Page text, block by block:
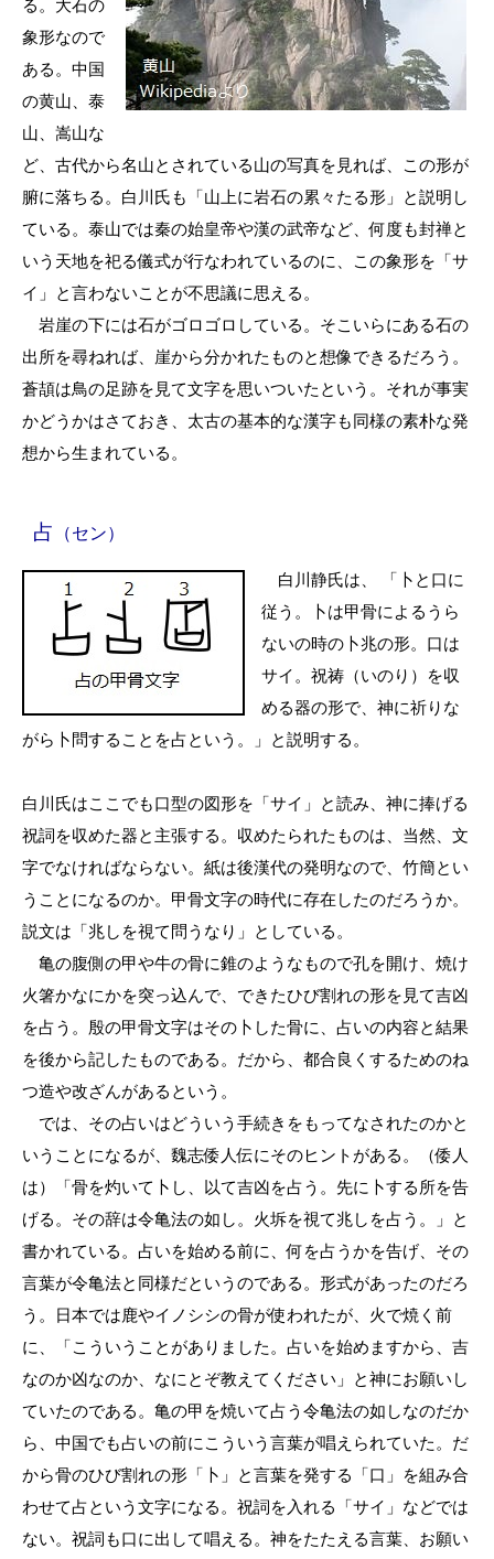
る。大石の
象形なので
ある。中国
の黄山、泰
山、嵩山な
ど、古代から名山とされている山の写真を見れば、この形が
腑に落ちる。白川氏も「山上に岩石の累々たる形」と説明し
ている。泰山では秦の始皇帝や漢の武帝など、何度も封禅と
いう天地を祀る儀式が行なわれているのに、この象形を「サ
イ」と言わないことが不思議に思える。
岩崖の下には石がゴロゴロしている。そこいらにある石の
出所を尋ねれば、崖から分かれたものと想像できるだろう。
蒼頡は鳥の足跡を見て文字を思いついたという。それが事実
かどうかはさておき、太古の基本的な漢字も同様の素朴な発
想から生まれている。
占 （セン）
白川静氏は、 「卜と口に
従う。卜は甲骨によるうら
ないの時の卜兆の形。口は
サイ。祝祷（いのり）を収
める器の形で、神に祈りな
がら卜問することを占という。」と説明する。
白川氏はここでも口型の図形を「サイ」と読み、神に捧げる
祝詞を収めた器と主張する。収めたられたものは、当然、文
字でなければならない。紙は後漢代の発明なので、竹簡とい
うことになるのか。甲骨文字の時代に存在したのだろうか。
説文は「兆しを視て問うなり」としている。
亀の腹側の甲や牛の骨に錐のようなもので孔を開け、焼け
火箸かなにかを突っ込んで、できたひび割れの形を見て吉凶
を占う。殷の甲骨文字はその卜した骨に、占いの内容と結果
を後から記したものである。だから、都合良くするためのね
つ造や改ざんがあるという。
では、その占いはどういう手続きをもってなされたのかと
いうことになるが、魏志倭人伝にそのヒントがある。（倭人
は）「骨を灼いて卜し、以て吉凶を占う。先に卜する所を告
げる。その辞は令亀法の如し。火坼を視て兆しを占う。」と
書かれている。占いを始める前に、何を占うかを告げ、その
言葉が令亀法と同様だというのである。形式があったのだろ
う。日本では鹿やイノシシの骨が使われたが、火で焼く前
に、「こういうことがありました。占いを始めますから、吉
なのか凶なのか、なにとぞ教えてください」と神にお願いし
ていたのである。亀の甲を焼いて占う令亀法の如しなのだか
ら、中国でも占いの前にこういう言葉が唱えられていた。だ
から骨のひび割れの形「卜」と言葉を発する「口」を組み合
わせて占という文字になる。祝詞を入れる「サイ」などでは
ない。祝詞も口に出して唱える。神をたたえる言葉、お願い